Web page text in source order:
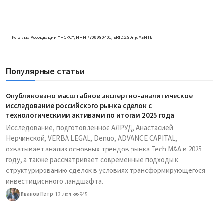
Реклама Ассоциации "НОКС", ИНН 7709980401, ERID:2SDnjdY5NTb
Популярные статьи
Опубликовано масштабное экспертно-аналитическое
исследование российского рынка сделок с
технологическими активами по итогам 2025 года
Исследование, подготовленное АЛРУД, Анастасией
Нерчинской, VERBA LEGAL, Denuo, ADVANCE CAPITAL,
охватывает анализ основных трендов рынка Tech M&A в 2025
году, а также рассматривает современные подходы к
структурированию сделок в условиях трансформирующегося
инвестиционного ландшафта.
Иванов Петр 13 июл 945